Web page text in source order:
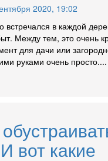
2020, 19:02
встречался в каждой
Между тем, это очень
для дачи или
руками очень просто....
вот какие